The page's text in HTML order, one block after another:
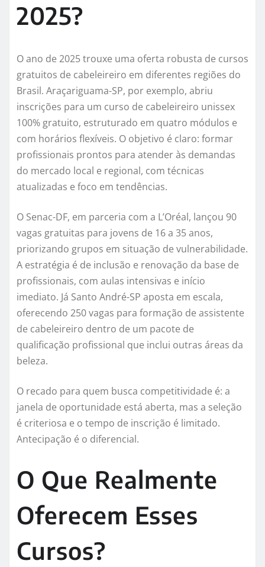
2025?
O ano de 2025 trouxe uma oferta robusta de cursos
gratuitos de cabeleireiro em diferentes regiões do
Brasil. Araçariguama-SP, por exemplo, abriu
inscrições para um curso de cabeleireiro unissex
100% gratuito, estruturado em quatro módulos e
com horários flexíveis. O objetivo é claro: formar
profissionais prontos para atender às demandas
do mercado local e regional, com técnicas
atualizadas e foco em tendências.
O Senac-DF, em parceria com a L’Oréal, lançou 90
vagas gratuitas para jovens de 16 a 35 anos,
priorizando grupos em situação de vulnerabilidade.
A estratégia é de inclusão e renovação da base de
profissionais, com aulas intensivas e início
imediato. Já Santo André-SP aposta em escala,
oferecendo 250 vagas para formação de assistente
de cabeleireiro dentro de um pacote de
qualificação profissional que inclui outras áreas da
beleza.
O recado para quem busca competitividade é: a
janela de oportunidade está aberta, mas a seleção
é criteriosa e o tempo de inscrição é limitado.
Antecipação é o diferencial.
O Que Realmente
Oferecem Esses
Cursos?